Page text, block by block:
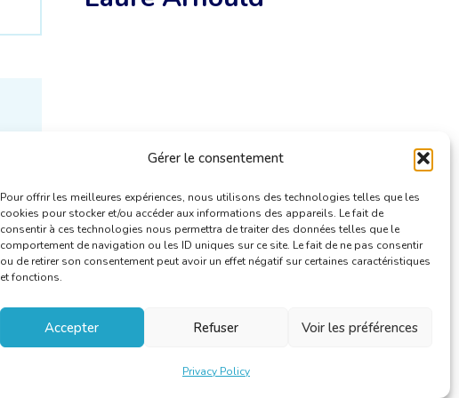
Gérer le consentement
Pour offrir les meilleures expériences, nous utilisons des technologies telles que les
cookies pour stocker et/ou accéder aux informations des appareils. Le fait de
consentir à ces technologies nous permettra de traiter des données telles que le
comportement de navigation ou les ID uniques sur ce site. Le fait de ne pas consentir
ou de retirer son consentement peut avoir un effet négatif sur certaines caractéristiques
et fonctions.
Accepter Refuser Voir les préférences
Privacy Policy